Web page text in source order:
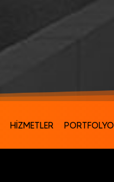
HİZMETLER PORTFOLYO